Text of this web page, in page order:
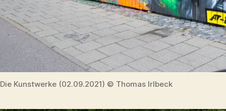
Die Kunstwerke (02.09.2021) © Thomas Irlbeck